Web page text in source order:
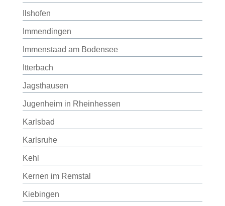
Ilshofen
Immendingen
Immenstaad am Bodensee
Itterbach
Jagsthausen
Jugenheim in Rheinhessen
Karlsbad
Karlsruhe
Kehl
Kernen im Remstal
Kiebingen